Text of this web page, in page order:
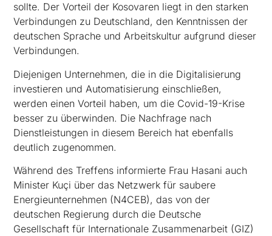
sollte. Der Vorteil der Kosovaren liegt in den starken
Verbindungen zu Deutschland, den Kenntnissen der
deutschen Sprache und Arbeitskultur aufgrund dieser
Verbindungen.
Diejenigen Unternehmen, die in die Digitalisierung
investieren und Automatisierung einschließen,
werden einen Vorteil haben, um die Covid-19-Krise
besser zu überwinden. Die Nachfrage nach
Dienstleistungen in diesem Bereich hat ebenfalls
deutlich zugenommen.
Während des Treffens informierte Frau Hasani auch
Minister Kuçi über das Netzwerk für saubere
Energieunternehmen (N4CEB), das von der
deutschen Regierung durch die Deutsche
Gesellschaft für Internationale Zusammenarbeit (GIZ)